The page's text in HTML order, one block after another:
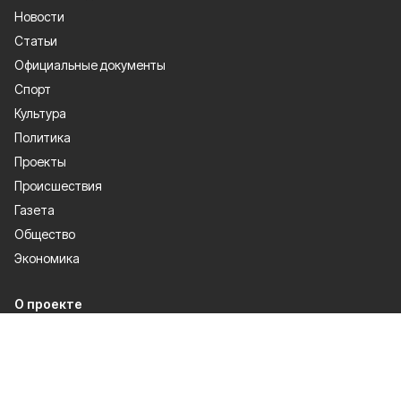
Новости
Статьи
Официальные документы
Спорт
Культура
Политика
Проекты
Происшествия
Газета
Общество
Экономика
О проекте